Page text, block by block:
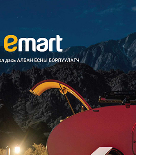
болон Засгийн газрын
бусад хурал, зөвлөгөөн, ой,
өдөр, найр наадам, соёлын арга
төлөвлөсөн төрийн өндөр албан
томилолтоос бусад гадаад
зочин хүлээн авах зардал;
тоног төхөөрөмж,
худалдан авах;
хууль зүйн салбараас бусад